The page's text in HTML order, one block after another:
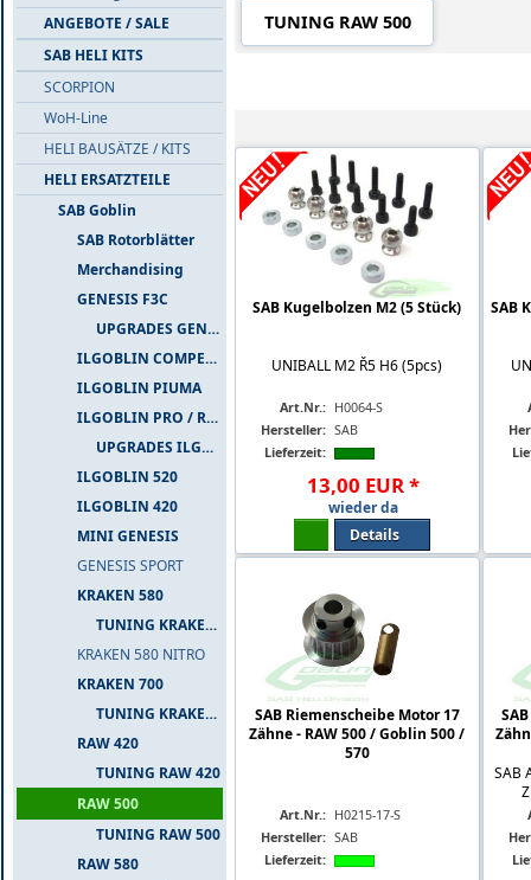
ANGEBOTE / SALE
SAB HELI KITS
SCORPION
WoH-Line
HELI BAUSÄTZE / KITS
HELI ERSATZTEILE
SAB Goblin
SAB Rotorblätter
Merchandising
GENESIS F3C
UPGRADES GENESIS F3C
ILGOBLIN COMPETIZIONE
ILGOBLIN PIUMA
ILGOBLIN PRO / RAW 700
UPGRADES ILGOBLIN PRO / RAW 700
ILGOBLIN 520
ILGOBLIN 420
MINI GENESIS
GENESIS SPORT
KRAKEN 580
TUNING KRAKEN 580
KRAKEN 580 NITRO
KRAKEN 700
TUNING KRAKEN 700
RAW 420
TUNING RAW 420
RAW 500
TUNING RAW 500
RAW 580
TUNING RAW 500
SAB Kugelbolzen M2 (5 Stück)
UNIBALL M2 Ř5 H6 (5pcs)
Art.Nr.: H0064-S
Hersteller: SAB
Lieferzeit:
13,00 EUR*
wieder da
Details
SAB
SAB Riemenscheibe Motor 17
Zähne - RAW 500 / Goblin 500 /
570
Art.Nr.: H0215-17-S
Hersteller: SAB
Lieferzeit:
SAB